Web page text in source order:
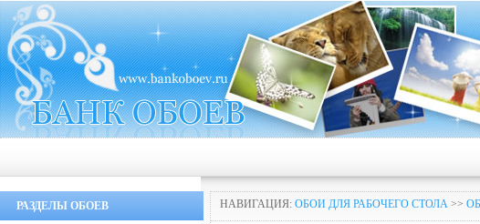
РАЗДЕЛЫ ОБОЕВ НАВИГАЦИЯ: ОБОИ ДЛЯ РАБОЧЕГО СТОЛА >>